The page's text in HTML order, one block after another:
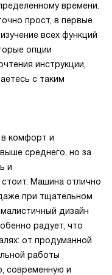
времени.
прост, в первые
всех функций
опции
инструкции,
с таким
в комфорт и
среднего, но за
и
Машина отлично
при тщательном
дизайн
радует, что
от продуманной
работы
современную и